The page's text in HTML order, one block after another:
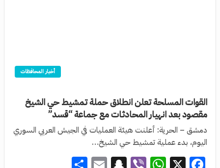
أخبار المحافظات
القوات المسلحة تعلن انطلاق حملة تمشيط حي الشيخ
مقصود بعد انهيار المحادثات مع جماعة “قسد”
دمشق – الحرية: أعلنت هيئة العمليات في الجيش العربي السوري
اليوم، بدء عملية تمشيط حي الشيخ…